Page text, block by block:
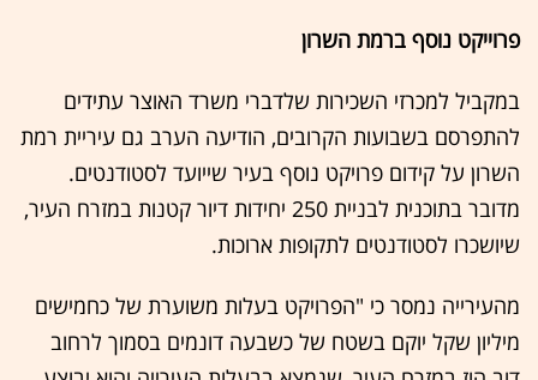
פרוייקט נוסף ברמת השרון
במקביל למכרזי השכירות שלדברי משרד האוצר עתידים
להתפרסם בשבועות הקרובים, הודיעה הערב גם עיריית רמת
השרון על קידום פרויקט נוסף בעיר שייועד לסטודנטים.
מדובר בתוכנית לבניית 250 יחידות דיור קטנות במזרח העיר,
שיושכרו לסטודנטים לתקופות ארוכות.
מהעירייה נמסר כי "הפרויקט בעלות משוערת של כחמישים
מיליון שקל יוקם בשטח של כשבעה דונמים בסמוך לרחוב